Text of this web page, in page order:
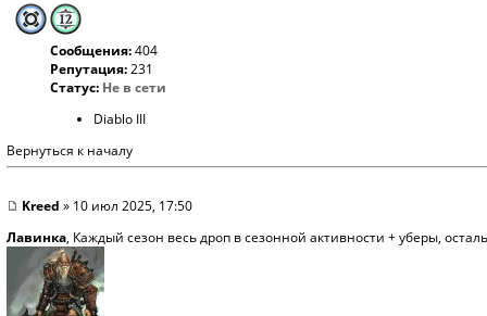
Сообщения:404
Репутация:231
Статус: Не в сети
Diablo III
Вернуться к началу
Kreed » 10 июл 2025, 17:50
Лавинка, Каждый сезон весь дроп в сезонной активности + уберы,